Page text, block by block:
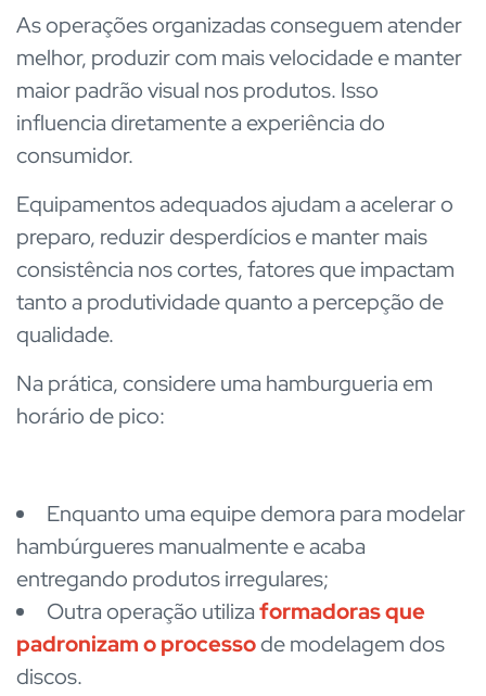
As operações organizadas conseguem atender
melhor, produzir com mais velocidade e manter
maior padrão visual nos produtos. Isso
influencia diretamente a experiência do
consumidor.
Equipamentos adequados ajudam a acelerar o
preparo, reduzir desperdícios e manter mais
consistência nos cortes, fatores que impactam
tanto a produtividade quanto a percepção de
qualidade.
Na prática, considere uma hamburgueria em
horário de pico:
Enquanto uma equipe demora para modelar
hambúrgueres manualmente e acaba
entregando produtos irregulares;
Outra operação utilizaformadoras que
padronizam o processode modelagem dos
discos.